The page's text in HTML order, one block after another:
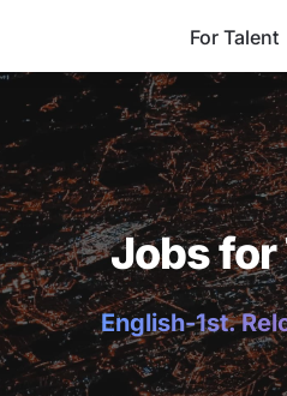
For Talent
Jobs
English-1st.